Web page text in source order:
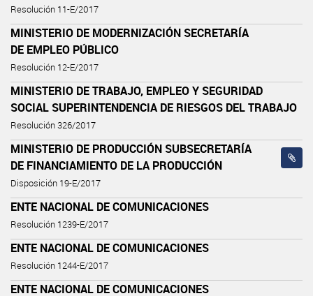
Resolución 11-E/2017
MINISTERIO DE MODERNIZACIÓN SECRETARÍA
DE EMPLEO PÚBLICO
Resolución 12-E/2017
MINISTERIO DE TRABAJO, EMPLEO Y SEGURIDAD
SOCIAL SUPERINTENDENCIA DE RIESGOS DEL TRABAJO
Resolución 326/2017
MINISTERIO DE PRODUCCIÓN SUBSECRETARÍA
DE FINANCIAMIENTO DE LA PRODUCCIÓN
Disposición 19-E/2017
ENTE NACIONAL DE COMUNICACIONES
Resolución 1239-E/2017
ENTE NACIONAL DE COMUNICACIONES
Resolución 1244-E/2017
ENTE NACIONAL DE COMUNICACIONES